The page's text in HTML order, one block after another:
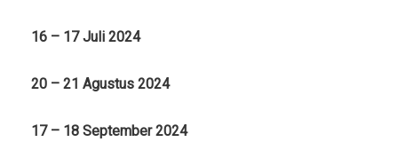
16 – 17 Juli 2024
20 – 21 Agustus 2024
17 – 18 September 2024